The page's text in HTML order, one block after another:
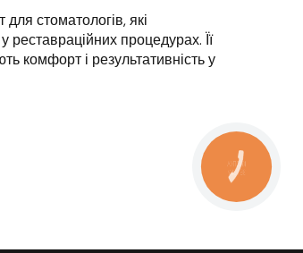
стоматологів, які
реставраційних процедурах. Її
комфорт і результативність у
КНОПКА
ЗВ'ЯЗКУ